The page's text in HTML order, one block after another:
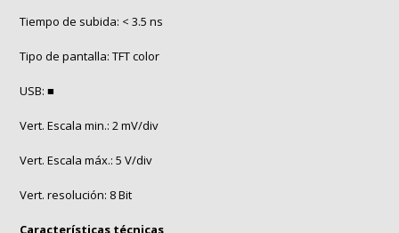
Tiempo de subida: < 3.5 ns
Tipo de pantalla: TFT color
USB: ■
Vert. Escala min.: 2 mV/div
Vert. Escala máx.: 5 V/div
Vert. resolución: 8 Bit
Características técnicas